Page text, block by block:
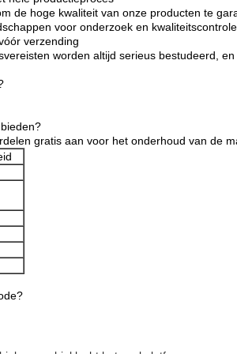
de hoge kwaliteit van onze producten te
voor onderzoek en kwaliteitscontrole
verzending
worden altijd serieus bestudeerd,
gratis aan voor het onderhoud van de